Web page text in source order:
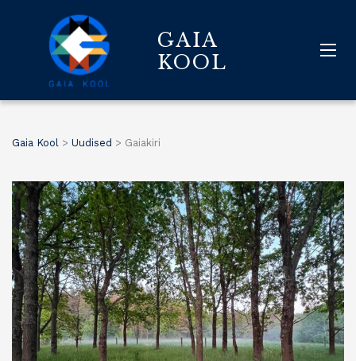
GAIA
KOOL
Gaia Kool > Uudised > Gaiakiri